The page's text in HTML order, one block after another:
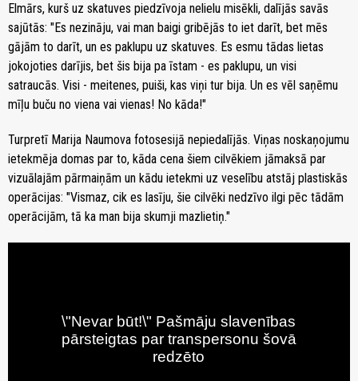
Elmārs, kurš uz skatuves piedzīvoja nelielu misēkli, dalījās savās
sajūtās: "Es nezināju, vai man baigi gribējās to iet darīt, bet mēs
gājām to darīt, un es paklupu uz skatuves. Es esmu tādas lietas
jokojoties darījis, bet šis bija pa īstam - es paklupu, un visi
satraucās. Visi - meitenes, puiši, kas viņi tur bija. Un es vēl saņēmu
mīļu buču no viena vai vienas! No kāda!"
Turpretī Marija Naumova fotosesijā nepiedalījās. Viņas noskaņojumu
ietekmēja domas par to, kāda cena šiem cilvēkiem jāmaksā par
vizuālajām pārmaiņām un kādu ietekmi uz veselību atstāj plastiskās
operācijas: "Vismaz, cik es lasīju, šie cilvēki nedzīvo ilgi pēc tādām
operācijām, tā ka man bija skumji mazlietiņ."